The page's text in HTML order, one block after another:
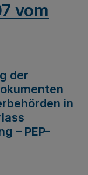
vom
der
in
– PEP-